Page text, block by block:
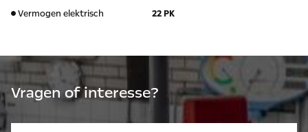
Vermogen elektrisch
22 PK
Vragen of interesse?